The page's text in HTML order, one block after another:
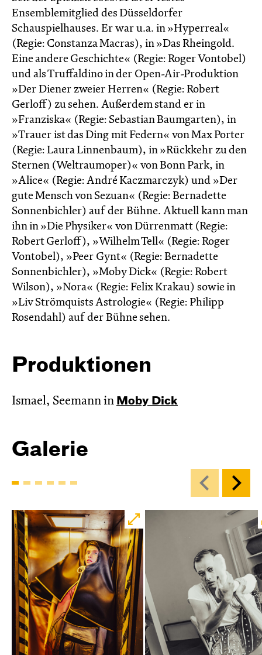
Ensemblemitglied des Düsseldorfer
Schauspielhauses. Er war u.a. in »Hyperreal«
(Regie: Constanza Macras), in »Das Rheingold.
Eine andere Geschichte« (Regie: Roger Vontobel)
und als Truffaldino in der Open-Air-Produktion
»Der Diener zweier Herren« (Regie: Robert
Gerloff) zu sehen. Außerdem stand er in
»Franziska« (Regie: Sebastian Baumgarten), in
»Trauer ist das Ding mit Federn« von Max Porter
(Regie: Laura Linnenbaum), in »Rückkehr zu den
Sternen (Weltraumoper)« von Bonn Park, in
»Alice« (Regie: André Kaczmarczyk) und »Der
gute Mensch von Sezuan« (Regie: Bernadette
Sonnenbichler) auf der Bühne. Aktuell kann man
ihn in »Die Physiker« von Dürrenmatt (Regie:
Robert Gerloff), »Wilhelm Tell« (Regie: Roger
Vontobel), »Peer Gynt« (Regie: Bernadette
Sonnenbichler), »Moby Dick« (Regie: Robert
Wilson), »Nora« (Regie: Felix Krakau) sowie in
»Liv Strömquists Astrologie« (Regie: Philipp
Rosendahl) auf der Bühne sehen.
Produktionen
Ismael, Seemann in Moby Dick
Galerie